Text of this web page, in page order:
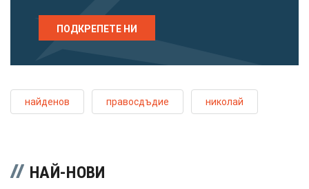
ПОДКРЕПЕТЕ НИ
найденов правосдъдие николай
НАЙ-НОВИ